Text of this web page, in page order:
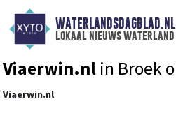
WATERLANDSDAGBLAD.NL
lokaal nieuws waterland
Viaerwin.nl in Broek
Viaerwin.nl